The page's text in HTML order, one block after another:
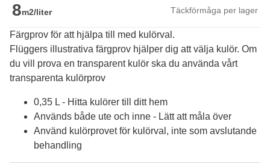
8m2/liter Täckförmåga per lager
Färgprov för att hjälpa till med kulörval.
Flüggers illustrativa färgprov hjälper dig att välja kulör. Om
du vill prova en transparent kulör ska du använda vårt
transparenta kulörprov
0,35 L - Hitta kulörer till ditt hem
Används både ute och inne - Lätt att måla över
Använd kulörprovet för kulörval, inte som avslutande
behandling